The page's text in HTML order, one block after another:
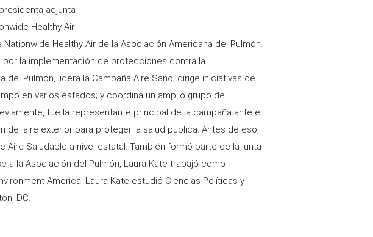
adjunta
Healthy Air
Healthy Air de la Asociación Americana del Pulmón.
la implementación de protecciones contra la
Pulmón, lidera la Campaña Aire Sano; dirige iniciativas de
en varios estados; y coordina un amplio grupo de
fue la representante principal de la campaña ante el
del aire exterior para proteger la salud pública. Antes de eso,
Aire Saludable a nivel estatal. También formó parte de la junta
a la Asociación del Pulmón, Laura Kate trabajó como
America. Laura Kate estudió Ciencias Políticas y
DC.